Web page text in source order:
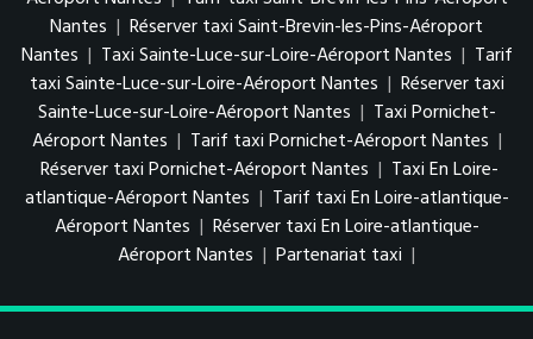
Nantes | Réserver taxi Saint-Brevin-les-Pins-Aéroport
Nantes | Taxi Sainte-Luce-sur-Loire-Aéroport Nantes | Tarif
taxi Sainte-Luce-sur-Loire-Aéroport Nantes | Réserver taxi
Sainte-Luce-sur-Loire-Aéroport Nantes | Taxi Pornichet-
Aéroport Nantes | Tarif taxi Pornichet-Aéroport Nantes |
Réserver taxi Pornichet-Aéroport Nantes | Taxi En Loire-
atlantique-Aéroport Nantes | Tarif taxi En Loire-atlantique-
Aéroport Nantes | Réserver taxi En Loire-atlantique-
Aéroport Nantes | Partenariat taxi |